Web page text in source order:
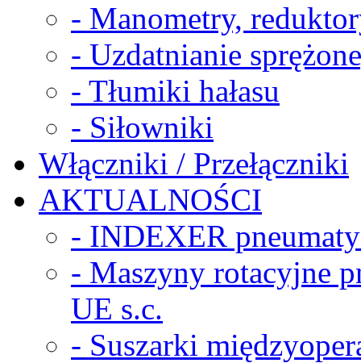
- Manometry,
- Uzdatnianie
- Tłumiki hałasu
- Siłowniki
Włączniki / Przełączniki
AKTUALNOŚCI
- INDEXER
- Maszyny rotacyjne
UE s.c.
- Suszarki